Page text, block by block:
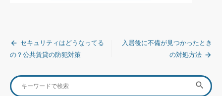
投
稿
ナ
ビ
セキュリティはどうなってる
の？公共賃貸の防犯対策
入居後に不備が見つかったとき
の対処方法
Search
for:
